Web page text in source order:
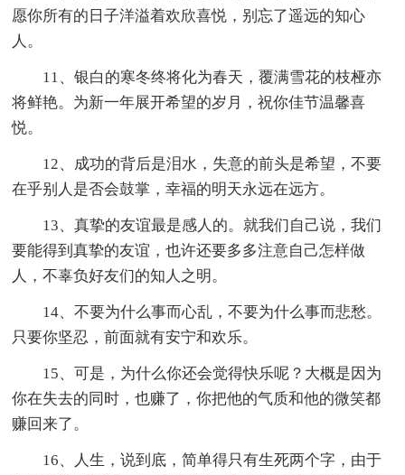
愿你所有的日子洋溢着欢欣喜悦，别忘了遥远的知心
人。
11、银白的寒冬终将化为春天，覆满雪花的枝桠亦
将鲜艳。为新一年展开希望的岁月，祝你佳节温馨喜
悦。
12、成功的背后是泪水，失意的前头是希望，不要
在乎别人是否会鼓掌，幸福的明天永远在远方。
13、真挚的友谊最是感人的。就我们自己说，我们
要能得到真挚的友谊，也许还要多多注意自己怎样做
人，不辜负好友们的知人之明。
14、不要为什么事而心乱，不要为什么事而悲愁。
只要你坚忍，前面就有安宁和欢乐。
15、可是，为什么你还会觉得快乐呢？大概是因为
你在失去的同时，也赚了，你把他的气质和他的微笑都
赚回来了。
16、人生，说到底，简单得只有生死两个字，由于